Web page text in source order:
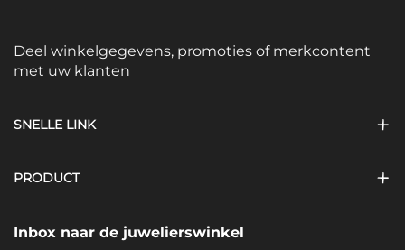
Deel winkelgegevens, promoties of merkcontent
met uw klanten
SNELLE LINK
PRODUCT
Inbox naar de juwelierswinkel